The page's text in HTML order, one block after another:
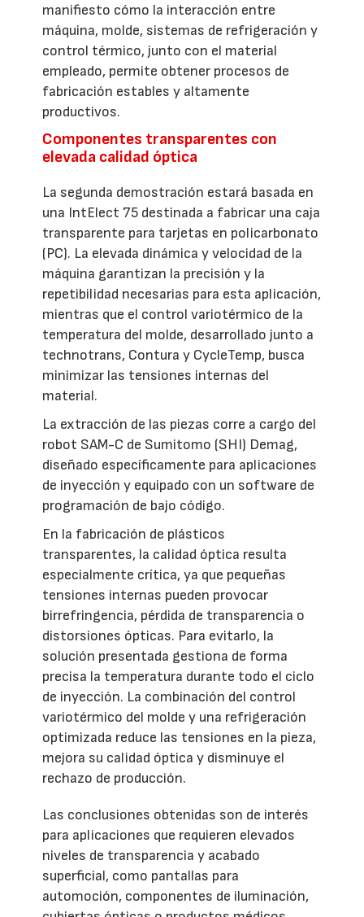
manifiesto cómo la interacción entre
máquina, molde, sistemas de refrigeración y
control térmico, junto con el material
empleado, permite obtener procesos de
fabricación estables y altamente
productivos.
Componentes transparentes con
elevada calidad óptica
La segunda demostración estará basada en
una IntElect 75 destinada a fabricar una caja
transparente para tarjetas en policarbonato
(PC). La elevada dinámica y velocidad de la
máquina garantizan la precisión y la
repetibilidad necesarias para esta aplicación,
mientras que el control variotérmico de la
temperatura del molde, desarrollado junto a
technotrans, Contura y CycleTemp, busca
minimizar las tensiones internas del
material.
La extracción de las piezas corre a cargo del
robot SAM-C de Sumitomo (SHI) Demag,
diseñado específicamente para aplicaciones
de inyección y equipado con un software de
programación de bajo código.
En la fabricación de plásticos
transparentes, la calidad óptica resulta
especialmente crítica, ya que pequeñas
tensiones internas pueden provocar
birrefringencia, pérdida de transparencia o
distorsiones ópticas. Para evitarlo, la
solución presentada gestiona de forma
precisa la temperatura durante todo el ciclo
de inyección. La combinación del control
variotérmico del molde y una refrigeración
optimizada reduce las tensiones en la pieza,
mejora su calidad óptica y disminuye el
rechazo de producción.
Las conclusiones obtenidas son de interés
para aplicaciones que requieren elevados
niveles de transparencia y acabado
superficial, como pantallas para
automoción, componentes de iluminación,